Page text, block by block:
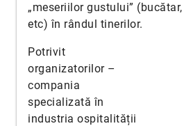
„meseriilor gustului”
etc) în rândul tinerilor.
Potrivit
organizatorilor –
compania
specializată în
industria ospitalității